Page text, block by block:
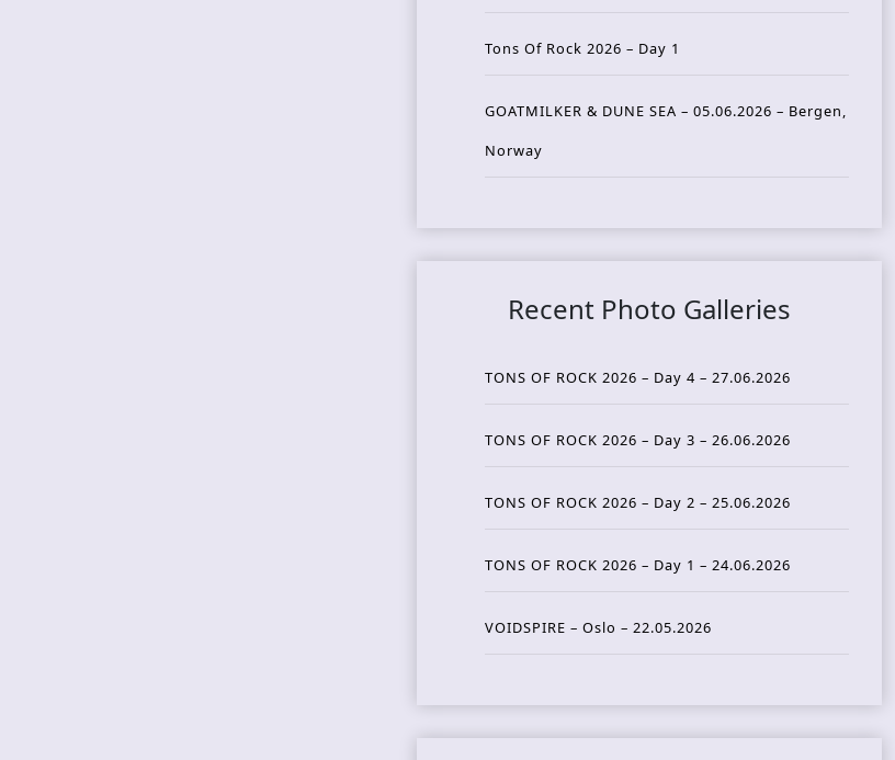
Tons Of Rock 2026 – Day 1
GOATMILKER & DUNE SEA – 05.06.2026 – Bergen,
Norway
Recent Photo Galleries
TONS OF ROCK 2026 – Day 4 – 27.06.2026
TONS OF ROCK 2026 – Day 3 – 26.06.2026
TONS OF ROCK 2026 – Day 2 – 25.06.2026
TONS OF ROCK 2026 – Day 1 – 24.06.2026
VOIDSPIRE – Oslo – 22.05.2026